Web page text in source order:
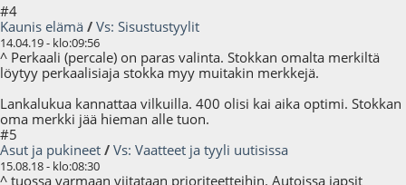
#4
Kaunis elämä / Vs: Sisustustyylit
14.04.19 - klo:09:56
^ Perkaali (percale) on paras valinta. Stokkan omalta merkiltä
löytyy perkaalisiaja stokka myy muitakin merkkejä.
Lankalukua kannattaa vilkuilla. 400 olisi kai aika optimi. Stokkan
oma merkki jää hieman alle tuon.
#5
Asut ja pukineet / Vs: Vaatteet ja tyyli uutisissa
15.08.18 - klo:08:30
^ tuossa varmaan viitataan prioriteetteihin. Autoissa japsit